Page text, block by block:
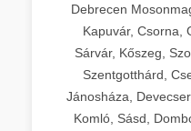
Debrecen
Kapuvár, Csorna,
Sárvár, Kőszeg,
Szentgotthárd,
Jánosháza,
Komló, Sásd,